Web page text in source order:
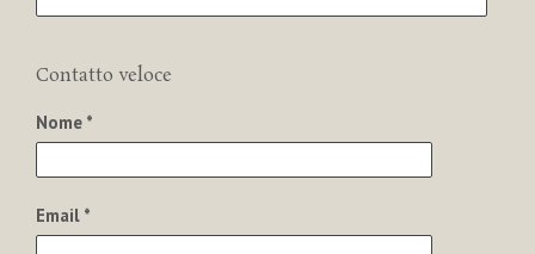
Contatto veloce
Nome *
Email *